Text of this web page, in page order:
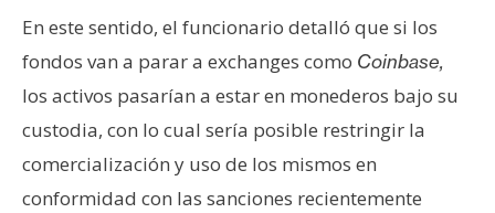
En este sentido, el funcionario detalló que si los
fondos van a parar a exchanges como Coinbase,
los activos pasarían a estar en monederos bajo su
custodia, con lo cual sería posible restringir la
comercialización y uso de los mismos en
conformidad con las sanciones recientemente